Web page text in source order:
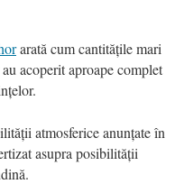
arată cum cantitățile mari
acoperit aproape complet
atmosferice anunțate în
asupra posibilității